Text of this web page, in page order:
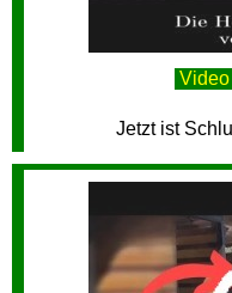
Video
Jetzt ist